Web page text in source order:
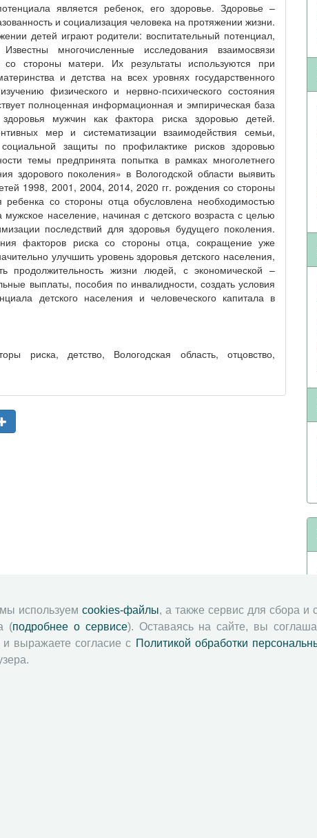
является ребенок, его здоровье. Здоровье –
и социализация человека на протяжении жизни.
детей играют родители: воспитательный потенциал,
многочисленные исследования взаимосвязи
стороны матери. Их результаты используются при
и детства на всех уровнях государственного
физического и нервно-психического состояния
полноценная информационная и эмпирическая база
мужчин как фактора риска здоровью детей.
мер и систематизации взаимодействия семьи,
защиты по профилактике рисков здоровью
темы предпринята попытка в рамках многолетнего
здорового поколения» в Вологодской области выявить
1998, 2001, 2004, 2014, 2020 гг. рождения со стороны
со стороны отца обусловлена необходимостью
население, начиная с детского возраста с целью
последствий для здоровья будущего поколения.
факторов риска со стороны отца, сокращение уже
улучшить уровень здоровья детского населения,
продолжительность жизни людей, с экономической –
выплаты, пособия по инвалидности, создать условия
детского населения и человеческого капитала в
риска, детство, Вологодская область, отцовство,
используем cookies-файлы, а также сервис для сбора и
(подробнее о сервисе). Оставаясь на сайте, вы
выражаете согласие с Политикой обработки